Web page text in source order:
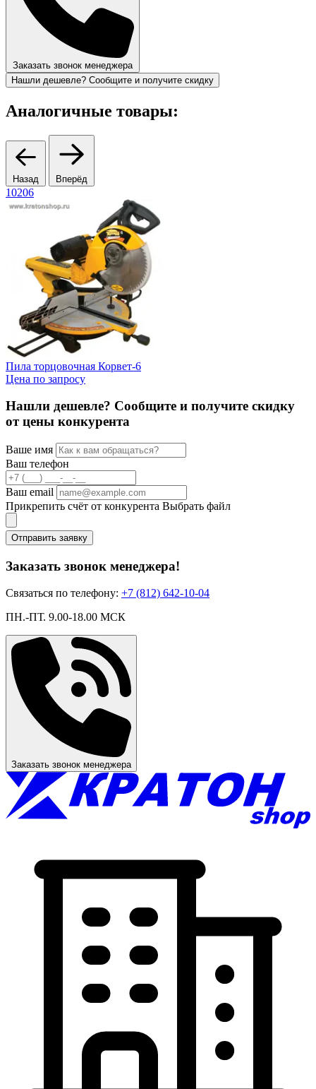
Заказать звонок менеджера
Нашли дешевле? Сообщите и получите скидку
Аналогичные товары:
Назад Вперёд
10206
Пила торцовочная Корвет-6
Цена по запросу
Нашли дешевле? Сообщите и получите скидку
от цены конкурента
Ваше имя
Ваш телефон
Ваш email
Прикрепить счёт от конкурента Выбрать файл
Отправить заявку
Заказать звонок менеджера!
Связаться по телефону: +7 (812) 642-10-04
ПН.-ПТ. 9.00-18.00 МСК
Заказать звонок менеджера